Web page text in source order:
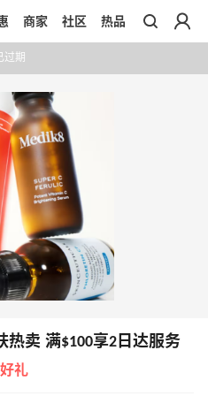
商家 社区 热品
过期
热卖 满$100享2日达服务
礼